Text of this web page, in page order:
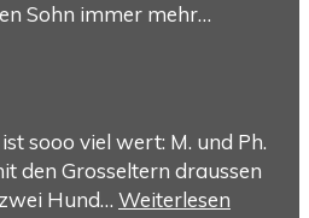
Sohn immer mehr…
sooo viel wert: M. und Ph.
den Grosseltern draussen
Hund… Weiterlesen